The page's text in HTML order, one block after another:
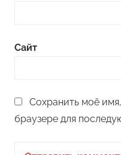
Сайт
Сохранить моё
браузере для